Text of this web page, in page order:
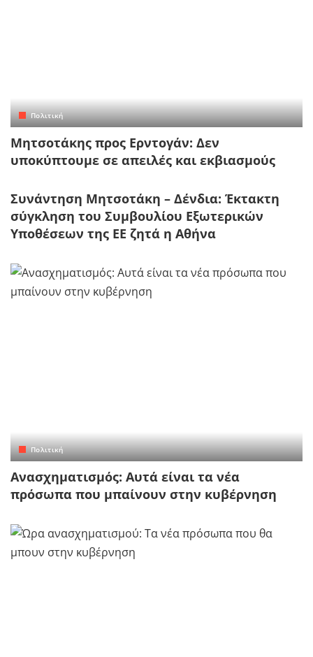
Πολιτική
Μητσοτάκης προς Ερντογάν: Δεν
υποκύπτουμε σε απειλές και εκβιασμούς
Συνάντηση Μητσοτάκη – Δένδια: Έκτακτη
σύγκληση του Συμβουλίου Εξωτερικών
Υποθέσεων της ΕΕ ζητά η Αθήνα
Πολιτική
Ανασχηματισμός: Αυτά είναι τα νέα
πρόσωπα που μπαίνουν στην κυβέρνηση